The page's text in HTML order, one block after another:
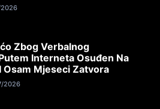
Zbog Verbalnog
Interneta Osuđen Na
Osam Mjeseci Zatvora
2026